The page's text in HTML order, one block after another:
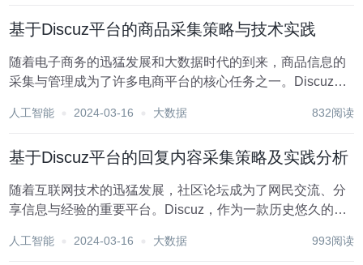
基于Discuz平台的商品采集策略与技术实践
随着电子商务的迅猛发展和大数据时代的到来，商品信息的
采集与管理成为了许多电商平台的核心任务之一。Discuz作
户基础，在电商领域也占有一席之地。本文将围绕“Discuz商
人工智能 2024-03-16 大数据 832阅读
基于Discuz平台的回复内容采集策略及实践分析
随着互联网技术的迅猛发展，社区论坛成为了网民交流、分
享信息与经验的重要平台。Discuz，作为一款历史悠久的论
交流平台上，每天都会产生海量的数据，包括帖子、回复
人工智能 2024-03-16 大数据 993阅读